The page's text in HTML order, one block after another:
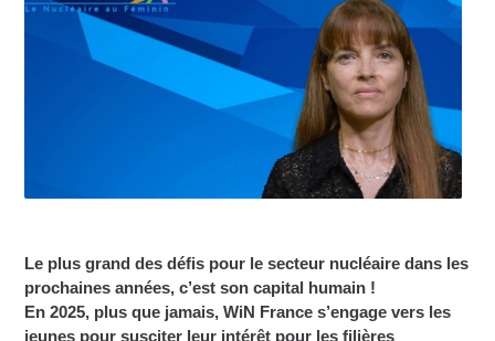
Le plus grand des défis pour le secteur nucléaire dans les
prochaines années, c’est son capital humain !
En 2025, plus que jamais, WiN France s’engage vers les
jeunes pour susciter leur intérêt pour les filières